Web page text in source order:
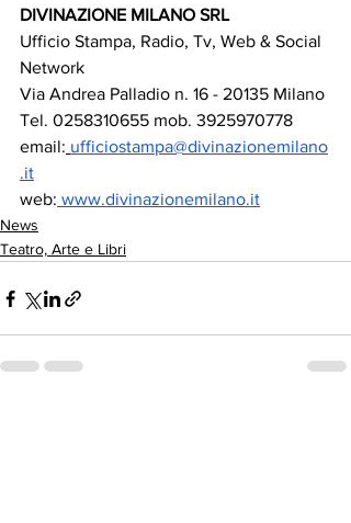
DIVINAZIONE MILANO SRL
Ufficio Stampa, Radio, Tv, Web & Social
Network
Via Andrea Palladio n. 16 - 20135 Milano
Tel. 0258310655 mob. 3925970778
email: ufficiostampa@divinazionemilano
.it
web: www.divinazionemilano.it
News
Teatro, Arte e Libri